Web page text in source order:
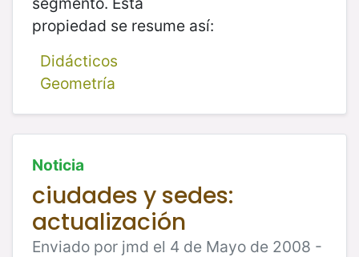
propiedad se resume así:
Didácticos
Geometría
Noticia
ciudades y sedes:
actualización
Enviado por jmd el 4 de Mayo de 2008 -